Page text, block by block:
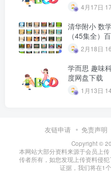
4月17日
清华附小 数
（45集全）
2月18日
学而思 趣味
度网盘下载
1月13日
友链申请 免责声明
Copyright ©
本网站大部分资料来源于会员上
传者所有，如您发现上传资料侵
证据，我们将在1